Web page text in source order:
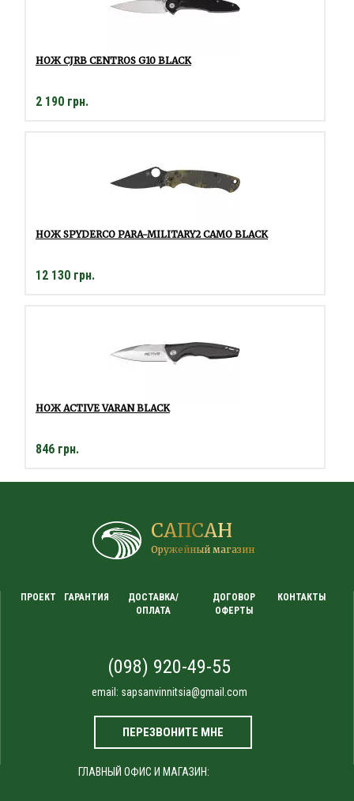
НОЖ CJRB CENTROS G10 BLACK
2 190 грн.
НОЖ SPYDERCO PARA-MILITARY2 CAMO BLACK
12 130 грн.
НОЖ ACTIVE VARAN BLACK
846 грн.
САПСАН
Оружейный магазин
ПРОЕКТ ГАРАНТИЯ
ДОСТАВКА/
ОПЛАТА
ДОГОВОР
ОФЕРТЫ
КОНТАКТЫ
(098) 920-49-55
email: sapsanvinnitsia@gmail.com
ПЕРЕЗВОНИТЕ МНЕ
ГЛАВНЫЙ ОФИС И МАГАЗИН: